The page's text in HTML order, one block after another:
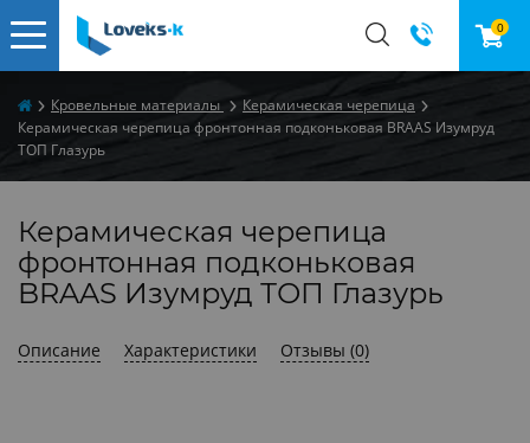
0
Кровельные материалы
Керамическая черепица
Керамическая черепица фронтонная подконьковая BRAAS Изумруд
ТОП Глазурь
Керамическая черепица
фронтонная подконьковая
BRAAS Изумруд ТОП Глазурь
Описание Характеристики Отзывы (0)